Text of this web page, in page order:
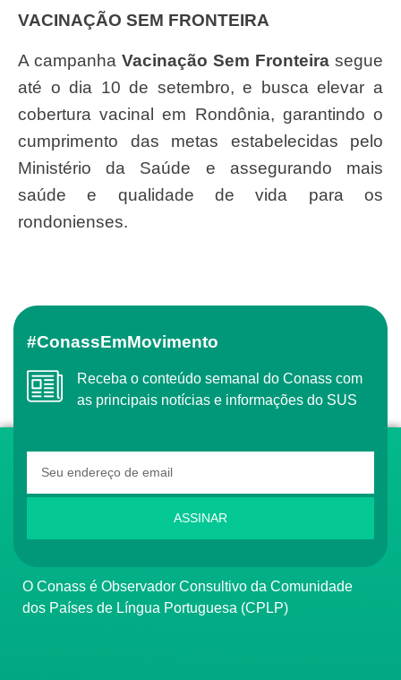
VACINAÇÃO SEM FRONTEIRA
A campanha Vacinação Sem Fronteira segue
até o dia 10 de setembro, e busca elevar a
cobertura vacinal em Rondônia, garantindo o
cumprimento das metas estabelecidas pelo
Ministério da Saúde e assegurando mais
saúde e qualidade de vida para os
rondonienses.
#ConassEmMovimento
Receba o conteúdo semanal do Conass com
as principais notícias e informações do SUS
ASSINAR
O Conass é Observador Consultivo da Comunidade
dos Países de Língua Portuguesa (CPLP)